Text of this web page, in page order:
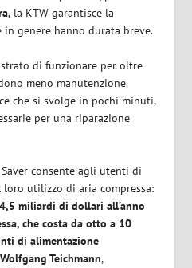
la KTW garantisce la
genere hanno durata breve.
di funzionare per oltre
meno manutenzione.
che si svolge in pochi minuti,
per una riparazione
consente agli utenti di
utilizzo di aria compressa:
miliardi di dollari all’anno
che costa da otto a 10
di alimentazione
Teichmann,